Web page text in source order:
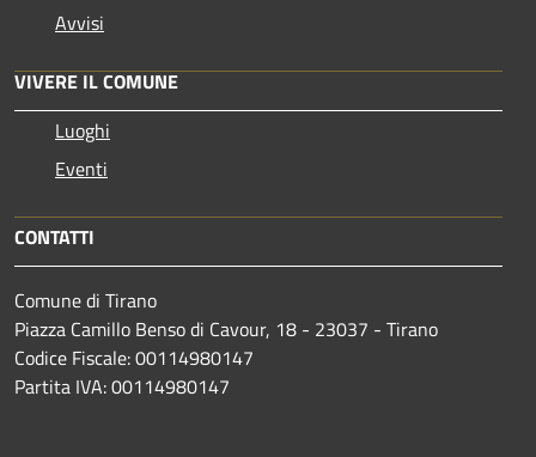
Avvisi
VIVERE IL COMUNE
Luoghi
Eventi
CONTATTI
Comune di Tirano
Piazza Camillo Benso di Cavour, 18 - 23037 - Tirano
Codice Fiscale: 00114980147
Partita IVA: 00114980147